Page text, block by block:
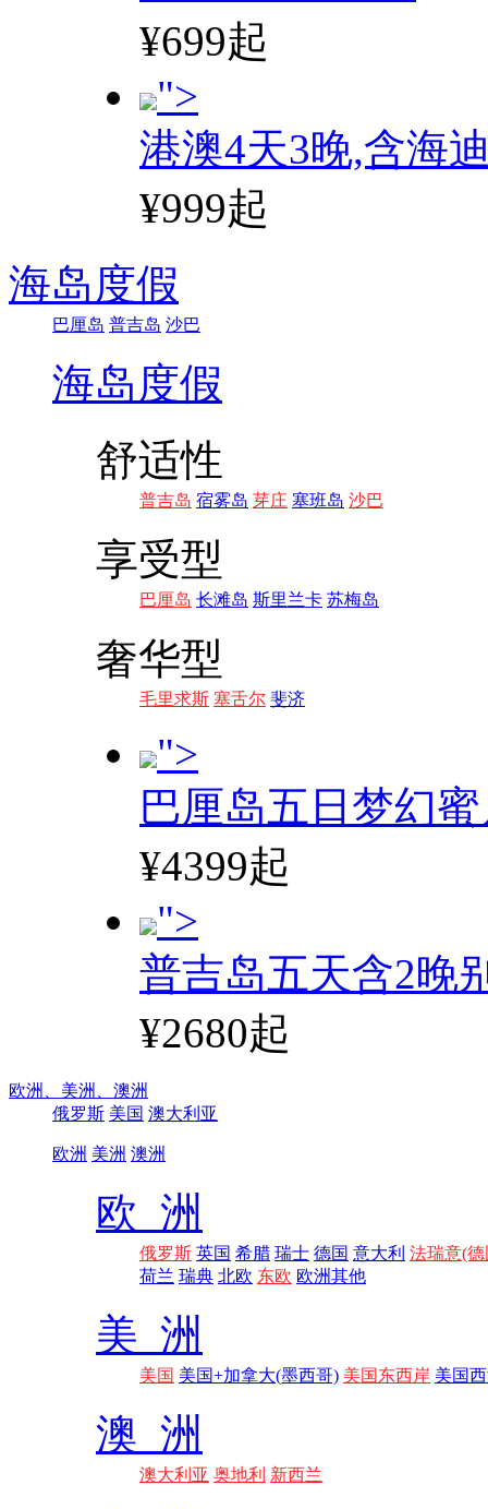
¥699起
">
港澳4天3晚,含海
¥999起
海岛度假
巴厘岛 普吉岛 沙巴
海岛度假
舒适性
普吉岛 宿雾岛 芽庄 塞班岛 沙巴
享受型
巴厘岛 长滩岛 斯里兰卡 苏梅岛
奢华型
毛里求斯 塞舌尔 斐济
">
巴厘岛五日梦幻
¥4399起
">
普吉岛五天含2晚
¥2680起
欧洲、 美洲、 澳洲
俄罗斯 美国 澳大利亚
欧洲 美洲 澳洲
欧 洲
俄罗斯 英国 希腊 瑞士 德国 意大利 法瑞意(德
荷兰 瑞典 北欧 东欧 欧洲其他
美 洲
美国 美国+加拿大(墨西哥) 美国东西岸 美国
澳 洲
澳大利亚 奥地利 新西兰